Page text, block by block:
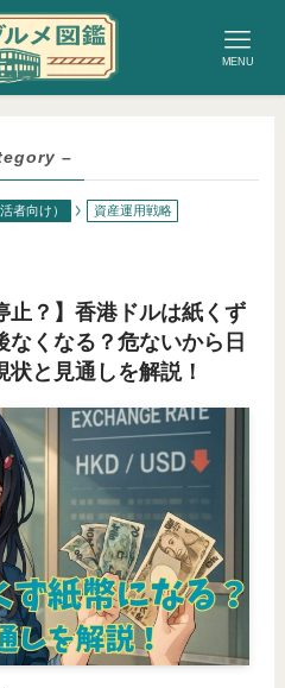
MENU
–
者向け） 資産運用戦略
止？】香港ドルは紙くず
なくなる？危ないから日
と見通しを解説！